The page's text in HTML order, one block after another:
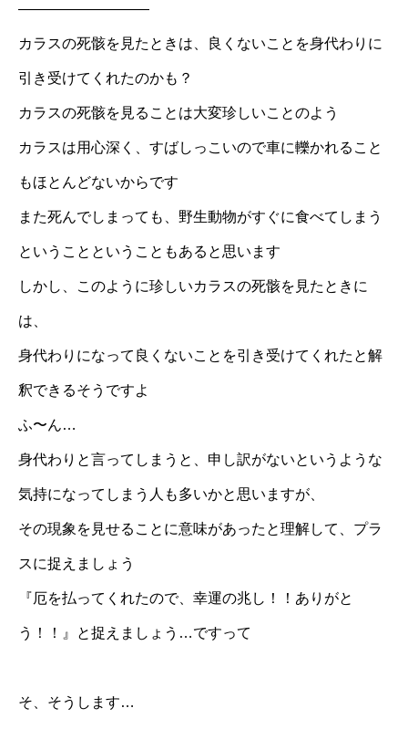
—————————
カラスの死骸を見たときは、良くないことを身代わりに
引き受けてくれたのかも？
カラスの死骸を見ることは大変珍しいことのよう
カラスは用心深く、すばしっこいので車に轢かれること
もほとんどないからです
また死んでしまっても、野生動物がすぐに食べてしまう
ということということもあると思います
しかし、このように珍しいカラスの死骸を見たときに
は、
身代わりになって良くないことを引き受けてくれたと解
釈できるそうですよ
ふ〜ん…
身代わりと言ってしまうと、申し訳がないというような
気持になってしまう人も多いかと思いますが、
その現象を見せることに意味があったと理解して、プラ
スに捉えましょう
『厄を払ってくれたので、幸運の兆し！！ありがと
う！！』と捉えましょう…ですって
そ、そうします…